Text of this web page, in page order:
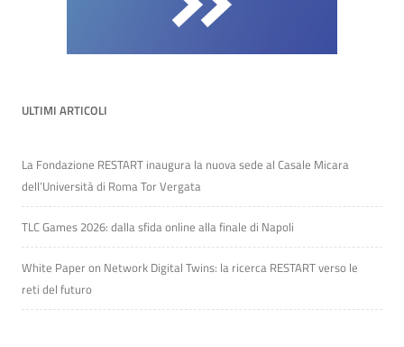
ULTIMI ARTICOLI
La Fondazione RESTART inaugura la nuova sede al Casale Micara
dell’Università di Roma Tor Vergata
TLC Games 2026: dalla sfida online alla finale di Napoli
White Paper on Network Digital Twins: la ricerca RESTART verso le
reti del futuro